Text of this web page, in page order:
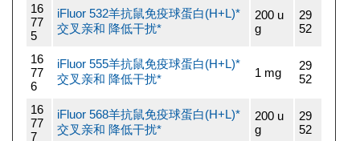
16
77
5
iFluor 532羊抗鼠免疫球蛋白(H+L)*
交叉亲和 降低干扰*
200 u
g
29
52
16
77
6
iFluor 555羊抗鼠免疫球蛋白(H+L)*
交叉亲和 降低干扰*
1 mg
29
52
16
77
7
iFluor 568羊抗鼠免疫球蛋白(H+L)*
交叉亲和 降低干扰*
200 u
g
29
52